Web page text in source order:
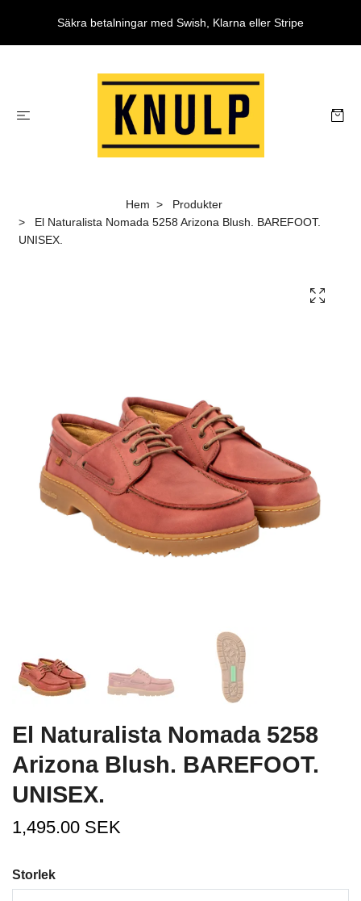
Säkra betalningar med Swish, Klarna eller Stripe
Hem
Produkter
El Naturalista Nomada 5258 Arizona Blush. BAREFOOT.
UNISEX.
El Naturalista Nomada 5258
Arizona Blush. BAREFOOT.
UNISEX.
1,495.00 SEK
Storlek